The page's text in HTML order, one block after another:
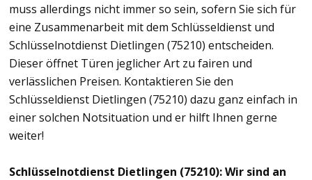
muss allerdings nicht immer so sein, sofern Sie sich für
eine Zusammenarbeit mit dem Schlüsseldienst und
Schlüsselnotdienst Dietlingen (75210) entscheiden.
Dieser öffnet Türen jeglicher Art zu fairen und
verlässlichen Preisen. Kontaktieren Sie den
Schlüsseldienst Dietlingen (75210) dazu ganz einfach in
einer solchen Notsituation und er hilft Ihnen gerne
weiter!
Schlüsselnotdienst Dietlingen (75210): Wir sind an